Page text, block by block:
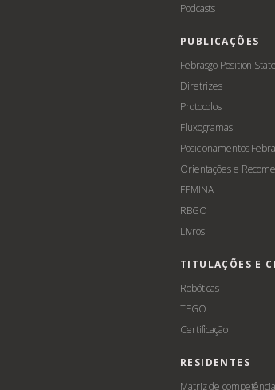
Podcasts
PUBLICAÇÕES
Febrasgo Position
Diretrizes
Protocolos
Fluxogramas
Posicionamentos
Orientações e
FEMINA
RBGO
Livros
TITULAÇÕES E
Robóticas
TEGO
Certificação
RESIDENTES
Matriz de